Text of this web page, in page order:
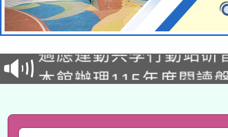
本校115學年度第2次
招甄選結果公告(無人
招)
本館辦理115年度閱讀
礎課程